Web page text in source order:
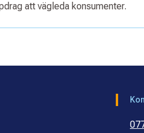
att vägleda konsumenter.